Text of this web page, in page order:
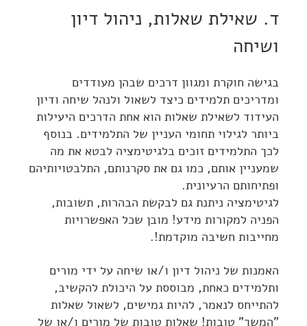
ד. שאילת שאלות, ניהול דיון
ושיחה
בגישה חוקרת ומגוון דרכים שבהן מעודדים
ומדריכים תלמידים כיצד לשאול ולנהל שיחה ודיון
העידוד לשאילת שאלות הוא אחת הדרכים היעילות
ביותר לגילוי תחומי העניין של התלמידים. בנוסף
לכך התלמידים זוכים בלגיטימציה לבטא את מה
שמעניין אותם, כמו גם את סקרנותם, התלבטויותיהם
ופתיחותם הרעיונית.
לגיטימציה ניתנת גם לבקשת הבהרות, תשובות,
הפניה למקורות מידע! מובן שכל האפשרויות
מחייבות חשיבה מוקדמת!.
האמנות של ניהול דיון ו/או שיחה על ידי מורים
ותלמידים כאחת, מבוססת על היכולת להקשיב,
להתייחס לנאמר, להיות גמישים, לשאול שאלות
"המשך" טובות! שאלות טובות של מורים ו/או של